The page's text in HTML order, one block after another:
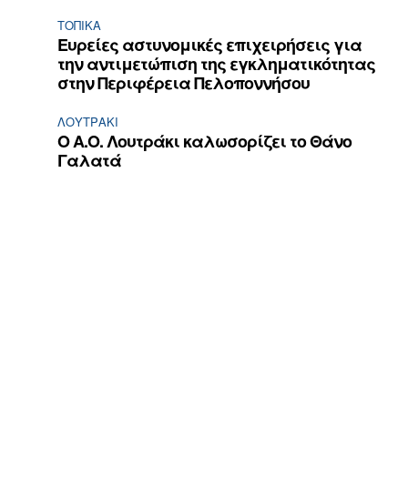
ΤΟΠΙΚΑ
Ευρείες αστυνομικές επιχειρήσεις για
την αντιμετώπιση της εγκληματικότητας
στην Περιφέρεια Πελοποννήσου
ΛΟΥΤΡΆΚΙ
Ο Α.Ο. Λουτράκι καλωσορίζει το Θάνο
Γαλατά